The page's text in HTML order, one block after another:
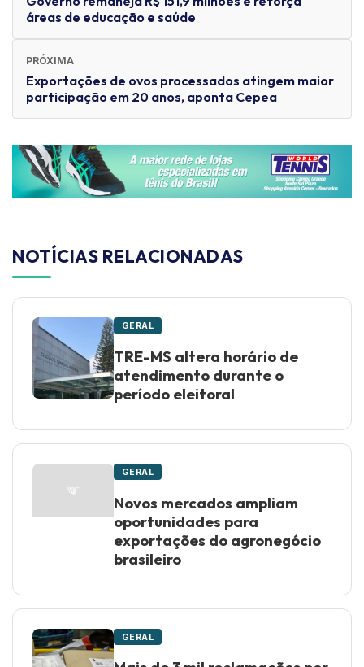
áreas de educação e saúde
PRÓXIMA
Exportações de ovos processados atingem maior
participação em 20 anos, aponta Cepea
NOTÍCIAS RELACIONADAS
GERAL
TRE-MS altera horário de
atendimento durante o
período eleitoral
GERAL
Novos mercados ampliam
oportunidades para
exportações do agronegócio
brasileiro
GERAL